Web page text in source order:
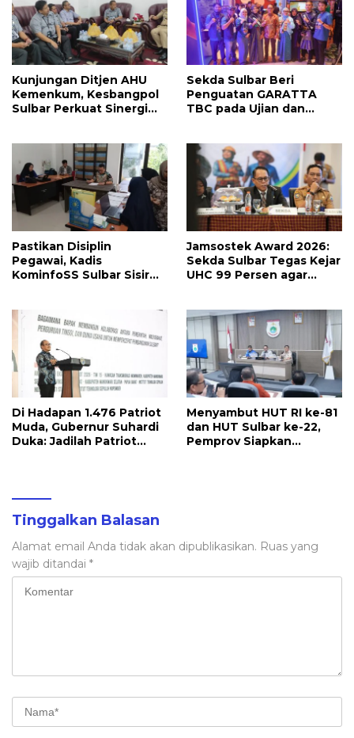
Kunjungan Ditjen AHU
Kemenkum, Kesbangpol
Sulbar Perkuat Sinergi
Sekda Sulbar Beri
Penguatan GARATTA
TBC pada Ujian dan
Pastikan Disiplin
Pegawai, Kadis
KominfoSS Sulbar Sisir
Jamsostek Award 2026:
Sekda Sulbar Tegas Kejar
UHC 99 Persen agar
Perlindungannya
Di Hadapan 1.476 Patriot
Muda, Gubernur Suhardi
Duka: Jadilah Patriot
Menyambut HUT RI ke-81
dan HUT Sulbar ke-22,
Pemprov Siapkan
Tinggalkan Balasan
Alamat email Anda tidak akan dipublikasikan. Ruas yang
wajib ditandai *